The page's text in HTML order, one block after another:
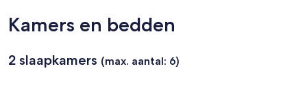
Kamers en bedden
2 slaapkamers (max. aantal: 6)